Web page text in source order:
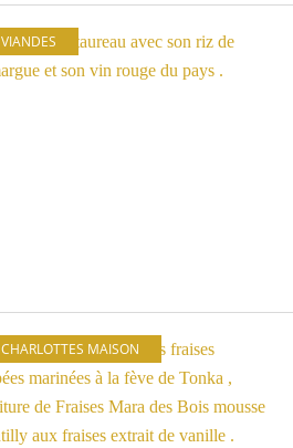
VIANDES
CHARLOTTES MAISON